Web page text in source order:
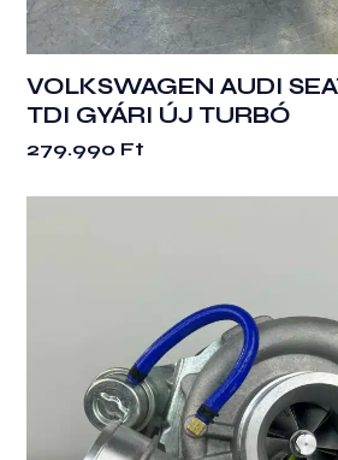
VOLKSWAGEN AUDI
TDI GYÁRI ÚJ TURBÓ
279.990 Ft